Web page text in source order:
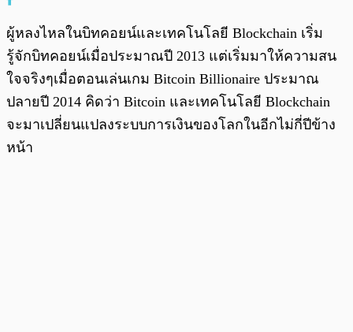
ผู้หลงไหลในบิทคอยน์และเทคโนโลยี Blockchain เริ่ม
รู้จักบิทคอยน์เมื่อประมาณปี 2013 แต่เริ่มมาให้ความสน
ใจจริงๆเมื่อตอนเล่นเกม Bitcoin Billionaire ประมาณ
ปลายปี 2014 คิดว่า Bitcoin และเทคโนโลยี Blockchain
จะมาเปลี่ยนแปลงระบบการเงินของโลกในอีกไม่กี่ปีข้าง
หน้า